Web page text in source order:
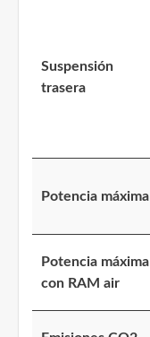
Suspensión
trasera
Potencia máxima
Potencia máxima
con RAM air